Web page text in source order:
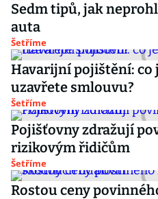
Sedm tipů, jak
auta
Šetříme
Havarijní pojištění: co
uzavřete smlouvu?
Šetříme
Pojišťovny zdražují
rizikovým řidičům
Šetříme
Rostou ceny